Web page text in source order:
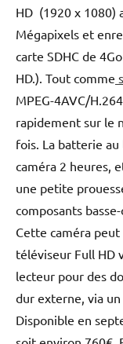
HD (1920 x 1080)
Mégapixels et
carte SDHC de
HD.). Tout comme
MPEG-4AVC/
rapidement sur le
fois. La batterie
caméra 2 heures,
une petite
composants
Cette caméra
téléviseur Full HD
lecteur pour des
dur externe, via un
Disponible en